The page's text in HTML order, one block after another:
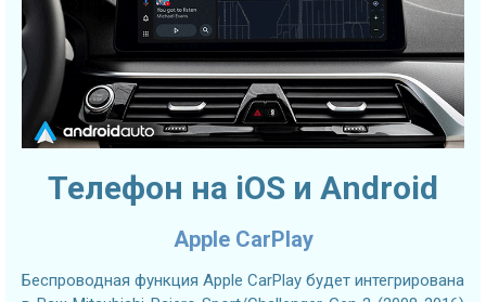
Телефон на iOS и Android
Apple CarPlay
Беспроводная функция Apple CarPlay будет интегрирована